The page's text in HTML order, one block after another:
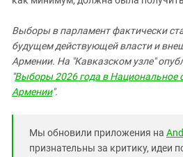
Выборы в парламент фактически
будущем действующей власти и
Армении. На "Кавказском узле"
"Выборы 2026 года в Национальное
Армении".
Мы обновили приложения на
признательны за критику, идеи